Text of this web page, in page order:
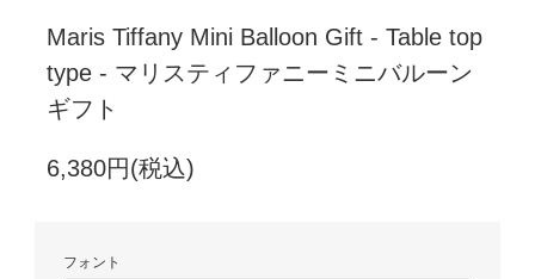
Maris Tiffany Mini Balloon Gift - Table top
type - マリスティファニーミニバルーン
ギフト
6,380円(税込)
フォント